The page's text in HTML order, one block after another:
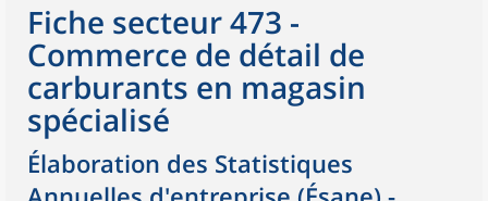
Fiche secteur 473 -
Commerce de détail de
carburants en magasin
spécialisé
Élaboration des Statistiques